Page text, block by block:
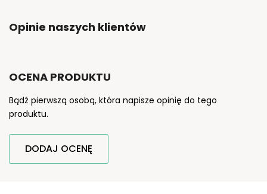
Opinie naszych klientów
OCENA PRODUKTU
Bądź pierwszą osobą, która napisze opinię do tego
produktu.
DODAJ OCENĘ